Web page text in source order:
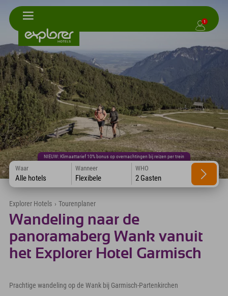
1
NIEUW: Klimaattarief 10% bonus op overnachtingen bij reizen per trein
Waar
Alle hotels
Wanneer
Flexibele
WHO
2 Gasten
Explorer Hotels › Tourenplaner
Wandeling naar de
panoramaberg Wank vanuit
het Explorer Hotel Garmisch
Prachtige wandeling op de Wank bij Garmisch-Partenkirchen